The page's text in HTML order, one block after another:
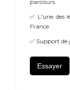
parcours
✅ L'une des
France
✅ Support
Essayer